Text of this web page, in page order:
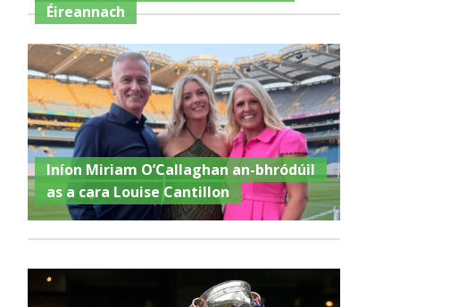
Éireannach
Iníon Miriam O’Callaghan an-bhródúil
as a cara Louise Cantillon